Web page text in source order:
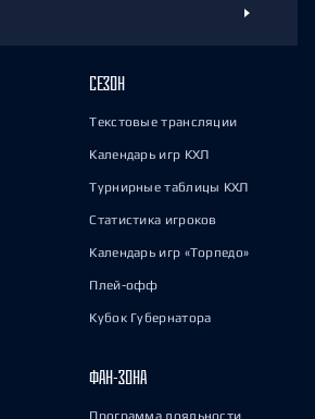
СЕЗОН
Текстовые трансляции
Календарь игр КХЛ
Турнирные таблицы КХЛ
Статистика игроков
Календарь игр «Торпедо»
Плей-офф
Кубок Губернатора
ФАН-ЗОНА
Программа лояльности